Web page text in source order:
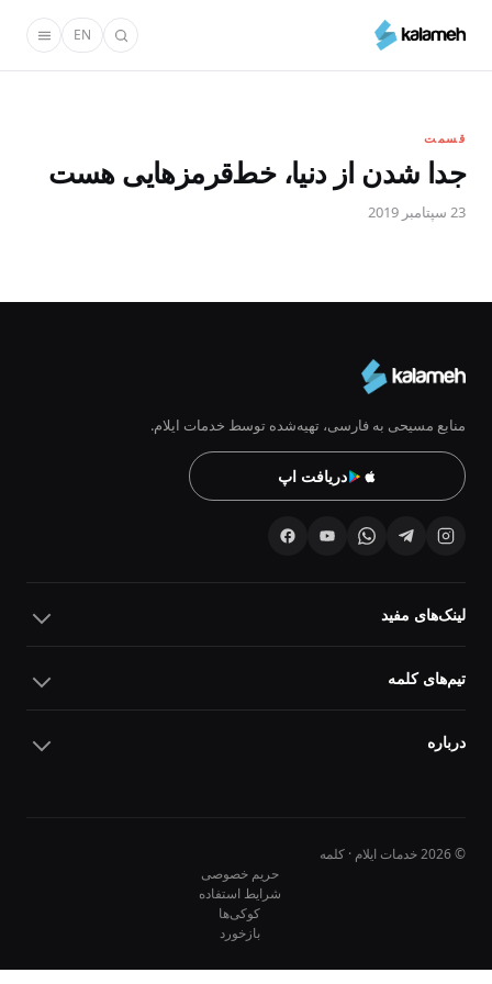
محتوای
EN
قسمت
جدا شدن از دنیا، خط‌قرمزهایی هست
23 سپتامبر 2019
منابع مسیحی به فارسی، تهیه‌شده توسط خدمات ایلام.
دریافت اپ
لینک‌های مفید
تیم‌های کلمه
درباره
© 2026 خدمات ایلام · کلمه
حریم خصوصی
شرایط استفاده
کوکی‌ها
بازخورد
10